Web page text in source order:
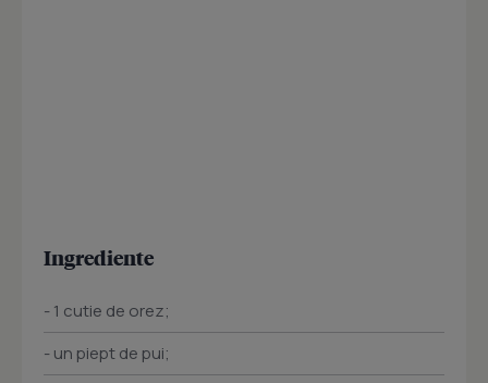
Ingrediente
- 1 cutie de orez;
- un piept de pui;